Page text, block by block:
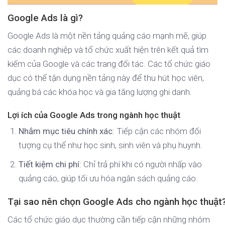
Google Ads là gì?
Google Ads là một nền tảng quảng cáo mạnh mẽ, giúp
các doanh nghiệp và tổ chức xuất hiện trên kết quả tìm
kiếm của Google và các trang đối tác. Các tổ chức giáo
dục có thể tận dụng nền tảng này để thu hút học viên,
quảng bá các khóa học và gia tăng lượng ghi danh.
Lợi ích của Google Ads trong ngành học thuật
Nhắm mục tiêu chính xác: Tiếp cận các nhóm đối
tượng cụ thể như học sinh, sinh viên và phụ huynh.
Tiết kiệm chi phí: Chỉ trả phí khi có người nhấp vào
quảng cáo, giúp tối ưu hóa ngân sách quảng cáo.
Tại sao nên chọn Google Ads cho ngành học
Các tổ chức giáo dục thường cần tiếp cận những nhóm